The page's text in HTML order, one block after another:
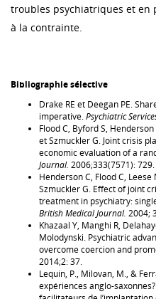
troubles psychiatriques et
à la contrainte.
Bibliographie sélective
Drake RE et Deegan PE.
imperative.Psychiatric
Flood C, Byford S,
et Szmuckler G. Joint crisis
economic evaluation of a
Journal. 2006;333(7571): 729.
Henderson C, Flood C,
Szmuckler G. Effect of joint
treatment in psychiatry:
British Medical Journal. 2004;
Khazaal Y, Manghi R,
Molodynski. Psychiatric
overcome coercion and
2014;2: 37.
Lequin, P., Milovan, M., &
expériences anglo-